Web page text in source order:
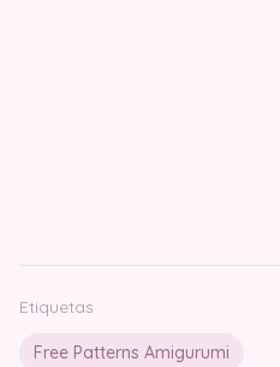
Etiquetas
Free Patterns Amigurumi